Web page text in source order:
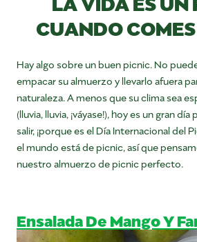
CUANDO
Hay algo sobre un buen picnic. No
empacar su almuerzo y llevarlo afuera
naturaleza. A menos que su clima sea
(lluvia, lluvia, ¡váyase!), hoy es un gran
salir, ¡porque es el Día Internacional del
el mundo está de picnic, así que
nuestro almuerzo de picnic perfecto.
Ensalada De Mango Y